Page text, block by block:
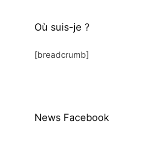
Où suis-je ?
[breadcrumb]
News Facebook